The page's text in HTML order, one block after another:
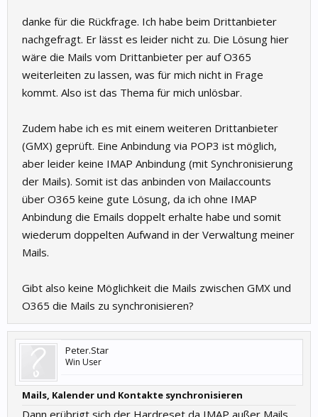
danke für die Rückfrage. Ich habe beim Drittanbieter
nachgefragt. Er lässt es leider nicht zu. Die Lösung hier
wäre die Mails vom Drittanbieter per auf O365
weiterleiten zu lassen, was für mich nicht in Frage
kommt. Also ist das Thema für mich unlösbar.
Zudem habe ich es mit einem weiteren Drittanbieter
(GMX) geprüft. Eine Anbindung via POP3 ist möglich,
aber leider keine IMAP Anbindung (mit Synchronisierung
der Mails). Somit ist das anbinden von Mailaccounts
über O365 keine gute Lösung, da ich ohne IMAP
Anbindung die Emails doppelt erhalte habe und somit
wiederum doppelten Aufwand in der Verwaltung meiner
Mails.
Gibt also keine Möglichkeit die Mails zwischen GMX und
O365 die Mails zu synchronisieren?
Peter.Star
Win User
Mails, Kalender und Kontakte synchronisieren
Dann erübrigt sich der Hardreset da IMAP außer Mails